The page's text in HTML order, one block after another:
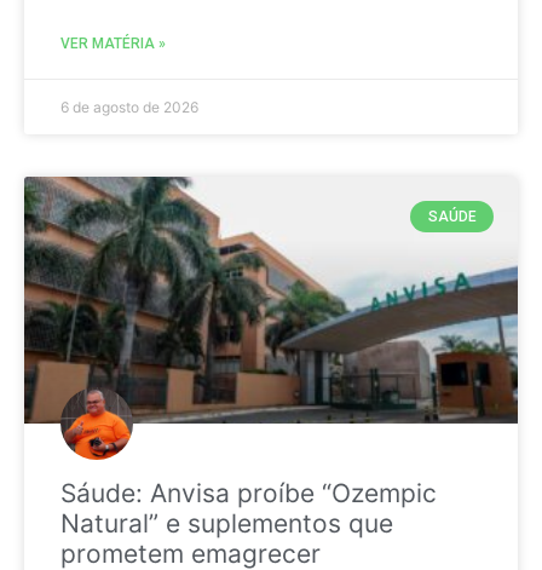
VER MATÉRIA »
6 de agosto de 2026
SAÚDE
Sáude: Anvisa proíbe “Ozempic
Natural” e suplementos que
prometem emagrecer